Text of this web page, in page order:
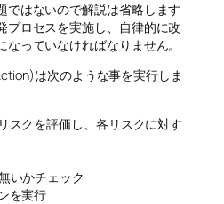
ではないので解説は省略します
プロセスを実施し、自律的に改
っていなければなりません。
は次のような事を実行しま
スクを評価し、各リスクに対す
いかチェック
を実行